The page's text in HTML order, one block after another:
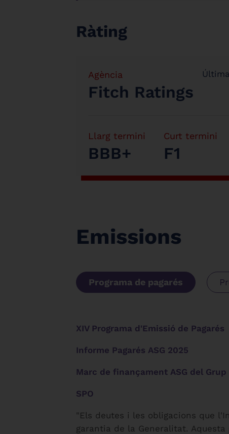
Ràting
Agència
Fitch Ratings
Llarg termini
BBB+
Curt termini
F1
Emissions
Programa de pagarés
XIV Programa d'Emissió de Pagarés
Informe Pagarés ASG 2025
Marc de finançament ASG del Grup
SPO
"Els deutes i les obligacions que
garantia de la Generalitat.